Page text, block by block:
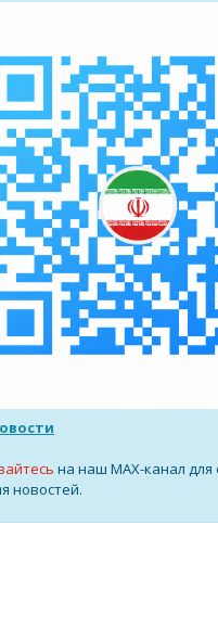
на наш MAX-канал для
новостей.